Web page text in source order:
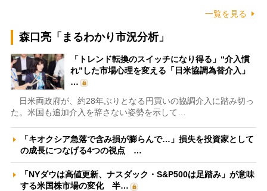
一覧を見る
森口亮「まるわかり市況分析」
「トレンド転換のスイッチになり得る」“介入慣
れ”した市場心理を変える「日米協調為替介入」
…
日米両政府が、約28年ぶりとなる円買いの協調介入に踏み切っ
た。米国も追加介入を辞さない姿勢を示して…
「キオクシア急落で含み損が膨らんで…」損失を投資家として
の成長につなげる4つの視点 …
「NYダウは高値更新、ナスダック・S&P500は足踏み」が意味
する米国株市場の変化 半…